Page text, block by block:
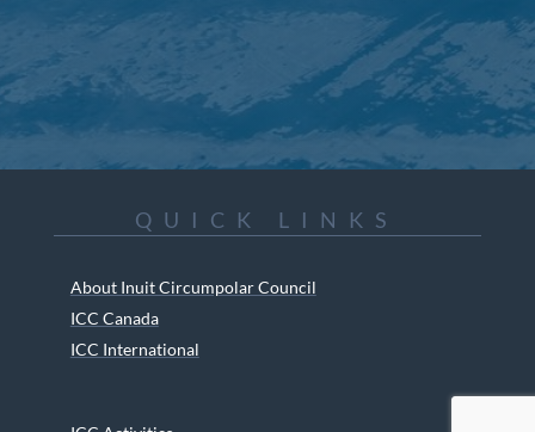
QUICK LINKS
About Inuit Circumpolar Council
ICC Canada
ICC International